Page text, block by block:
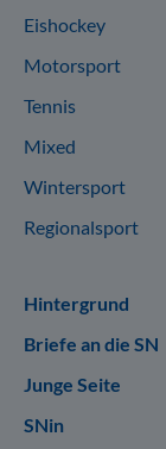
Eishockey
Motorsport
Tennis
Mixed
Wintersport
Regionalsport
Hintergrund
Briefe an die SN
Junge Seite
SNin